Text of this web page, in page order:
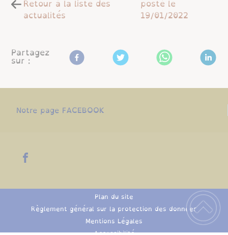
Retour à la liste des
actualités
posté le
19/01/2022
Partagez
sur :
Notre page FACEBOOK
Plan du site
Règlement général sur la protection des données
Mentions Légales